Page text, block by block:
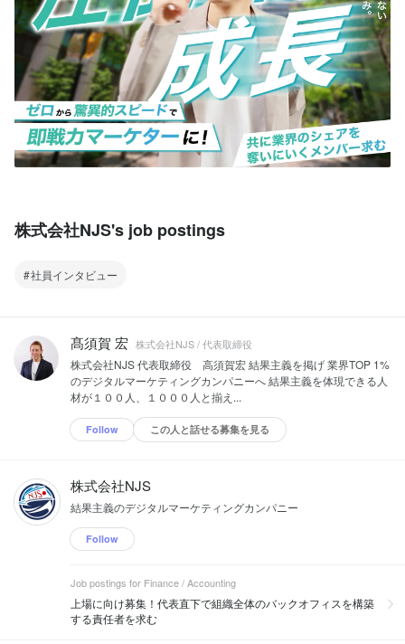
株式会社NJS's job postings
社員インタビュー
髙須賀 宏 株式会社NJS / 代表取締役
株式会社NJS 代表取締役 高須賀宏 結果主義を掲げ 業界TOP 1%
のデジタルマーケティングカンパニーへ 結果主義を体現できる人
材が１００人、１０００人と揃え...
Follow この人と話せる募集を見る
株式会社NJS
結果主義のデジタルマーケティングカンパニー
Follow
Job postings for Finance / Accounting
上場に向け募集！代表直下で組織全体のバックオフィスを構築
する責任者を求む